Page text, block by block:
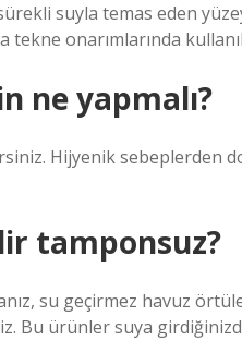
suyla temas eden
tekne onarımlarında
ne yapmalı?
Hijyenik sebeplerden
tamponsuz?
su geçirmez havuz
Bu ürünler suya